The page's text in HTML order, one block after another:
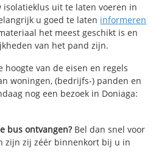
isolatieklus uit te laten voeren in
u goed te laten informeren
het meest geschikt is en
van het pand zijn.
hoogte van de eisen en regels
woningen, (bedrijfs-) panden en
nog een bezoek in Doniaga:
bus ontvangen?Bel dan snel voor
zijn zij zéér binnenkort bij u in